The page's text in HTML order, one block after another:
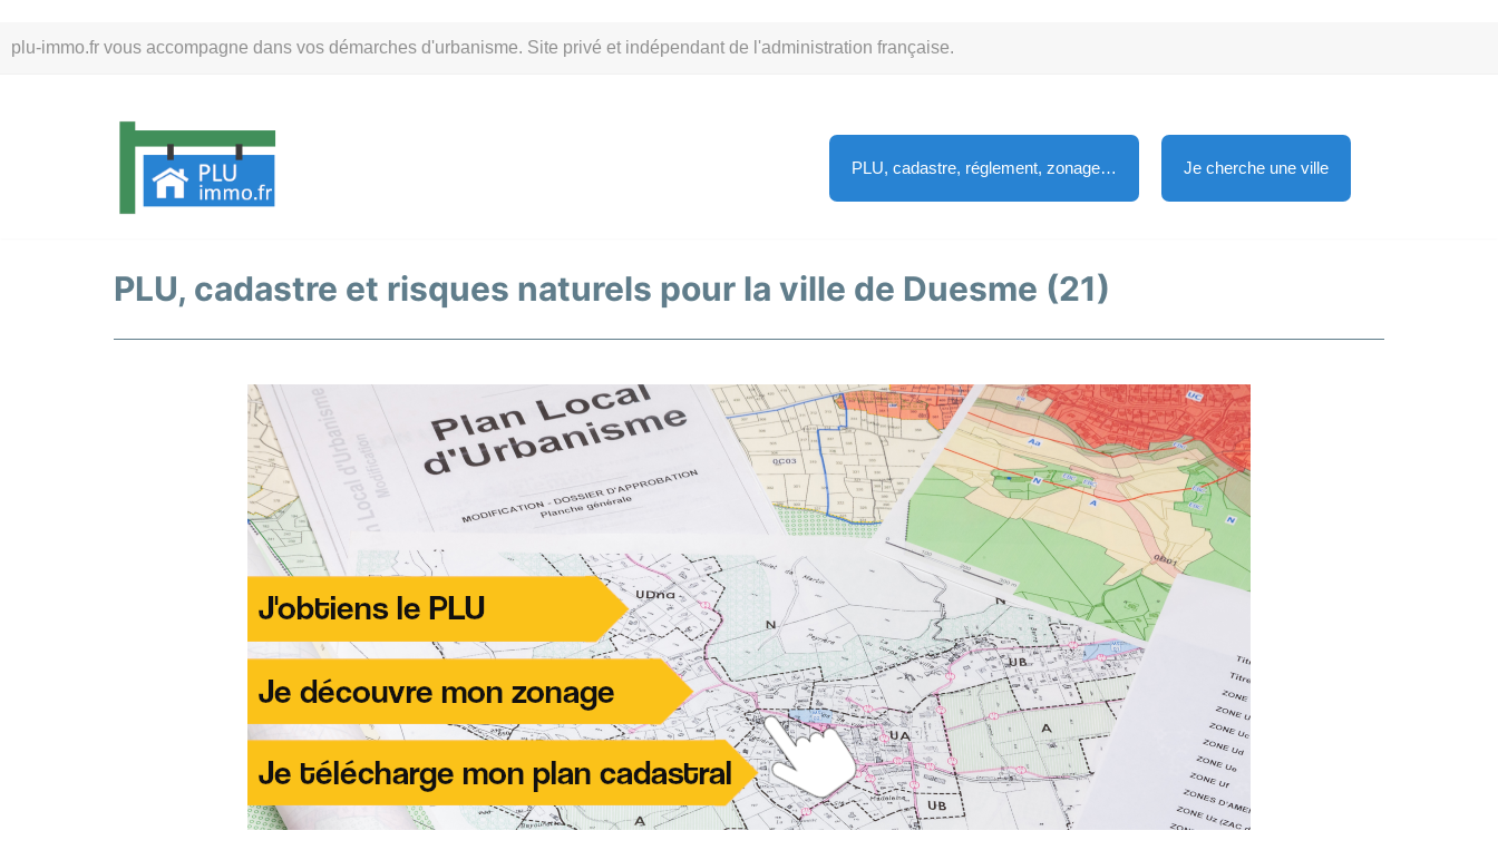
plu-immo.fr vous accompagne dans vos démarches d'urbanisme. Site privé et indépendant de l'administration française.
au
PLU, cadastre, réglement, zonage… Je cherche une ville
PLU, cadastre et risques naturels pour la ville de Duesme (21)